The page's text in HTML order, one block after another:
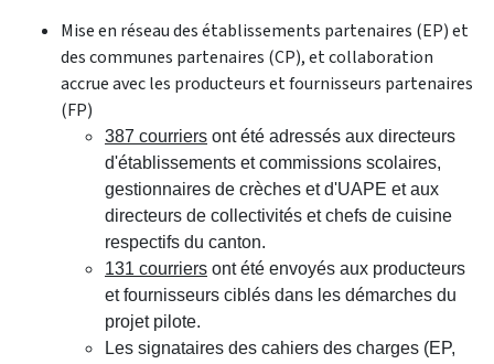
Mise en réseau des établissements partenaires (EP) et
des communes partenaires (CP), et collaboration
accrue avec les producteurs et fournisseurs partenaires
(FP)
387 courriers ont été adressés aux directeurs
d'établissements et commissions scolaires,
gestionnaires de crèches et d'UAPE et aux
directeurs de collectivités et chefs de cuisine
respectifs du canton.
131 courriers ont été envoyés aux producteurs
et fournisseurs ciblés dans les démarches du
projet pilote.
Les signataires des cahiers des charges (EP,